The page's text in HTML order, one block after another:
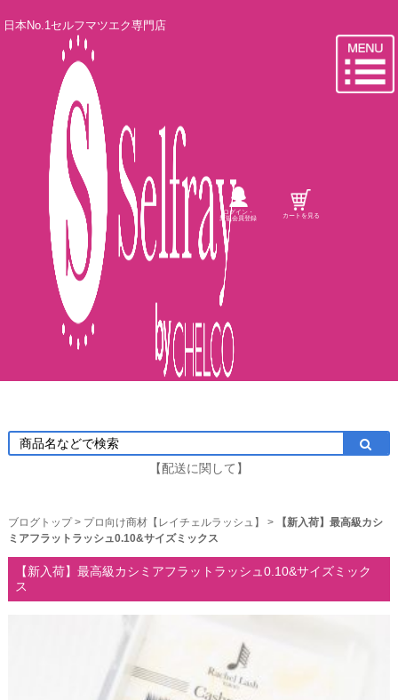
日本No.1セルフマツエク専門店
ログイン・
新規会員登録 カートを見る
【配送に関して】
ブログトップ> プロ向け商材【レイチェルラッシュ】 >
【新入荷】最高級カシ
ミアフラットラッシュ0.10&サイズミックス
【新入荷】最高級カシミアフラットラッシュ0.10&サイズミック
ス